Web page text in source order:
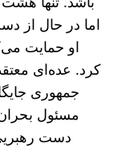
اما در حال از
او حمایت
کرد. عده‌ای
جمهوری
مسئول
دست